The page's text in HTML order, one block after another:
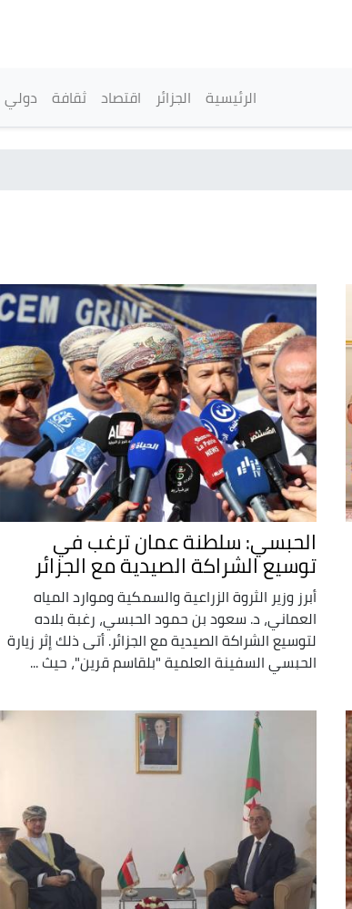
القائمة الرئيسية
الرئيسية الجزائر اقتصاد ثقافة دولي
الحبسي: سلطنة عمان ترغب في
توسيع الشراكة الصيدية مع الجزائر
أبرز وزير الثروة الزراعية والسمكية وموارد المياه
العماني، د. سعود بن حمود الحبسي، رغبة بلاده
لتوسيع الشراكة الصيدية مع الجزائر. أتى ذلك إثر زيارة
الحبسي السفينة العلمية "بلقاسم قرين"، حيث ...